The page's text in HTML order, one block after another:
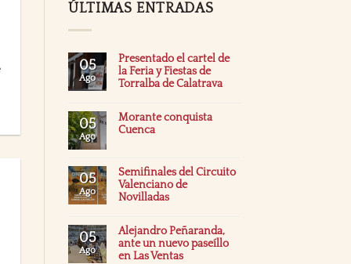
ÚLTIMAS ENTRADAS
05
Ago
Presentado el cartel de
la Feria y Fiestas de
Torralba de Calatrava
05
Ago
Morante conquista
Cuenca
05
Ago
Semifinales del Circuito
Valenciano de
Novilladas
05
Ago
Alejandro Peñaranda,
ante un nuevo paseíllo
en Las Ventas